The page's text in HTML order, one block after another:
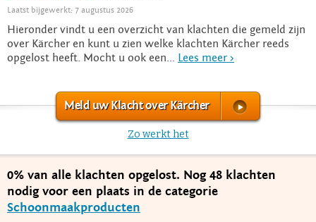
Laatst bijgewerkt: 7 augustus 2026
Hieronder vindt u een overzicht van klachten die gemeld zijn
over Kärcher en kunt u zien welke klachten Kärcher reeds
opgelost heeft. Mocht u ook een... Lees meer >
Meld uw Klacht over Kärcher
Zo werkt het
0% van alle klachten opgelost. Nog 48 klachten
nodig voor een plaats in de categorie
Schoonmaakproducten